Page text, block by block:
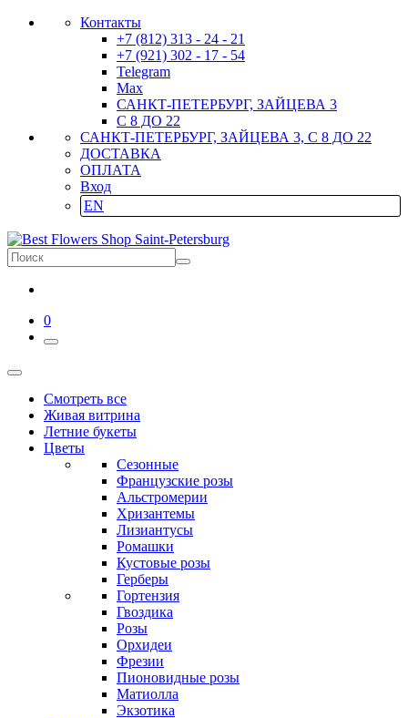
Контакты
+7 (812) 313 - 24 - 21
+7 (921) 302 - 17 - 54
Telegram
Max
САНКТ-ПЕТЕРБУРГ, ЗАЙЦЕВА 3
С 8 ДО 22
САНКТ-ПЕТЕРБУРГ, ЗАЙЦЕВА 3, С 8 ДО 22
ДОСТАВКА
ОПЛАТА
Вход
EN
0
Смотреть все
Живая витрина
Летние букеты
Цветы
Сезонные
Французские розы
Альстромерии
Хризантемы
Лизиантусы
Ромашки
Кустовые розы
Герберы
Гортензия
Гвоздика
Розы
Орхидеи
Фрезии
Пионовидные розы
Матиолла
Экзотика